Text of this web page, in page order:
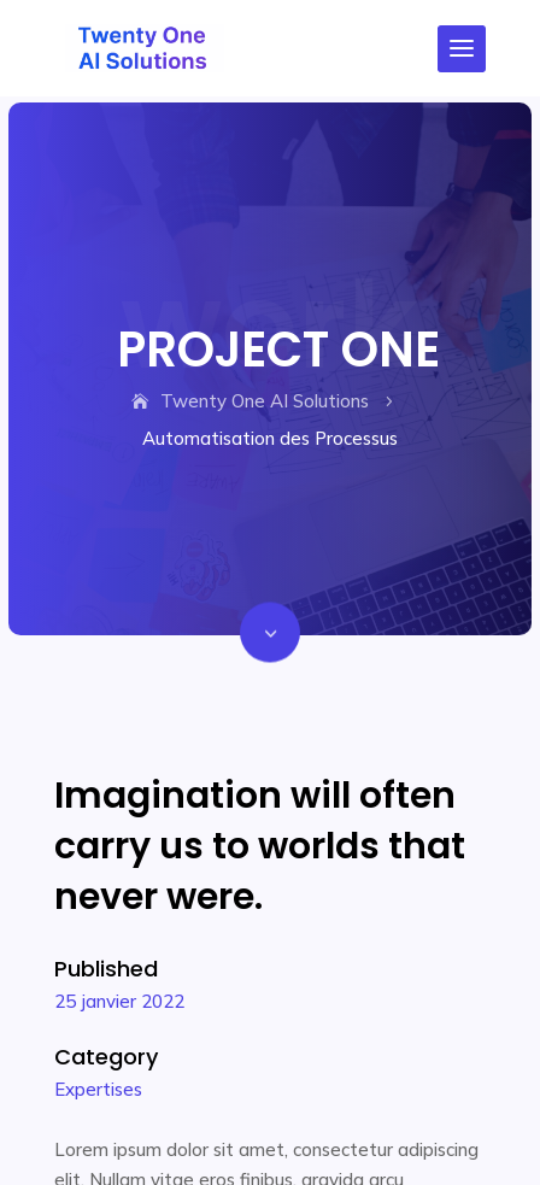
PROJECT ONE
Twenty One AI Solutions 5
Automatisation des Processus
3
Imagination will often
carry us to worlds that
never were.
Published
25 janvier 2022
Category
Expertises
Lorem ipsum dolor sit amet, consectetur adipiscing
elit. Nullam vitae eros finibus, gravida arcu